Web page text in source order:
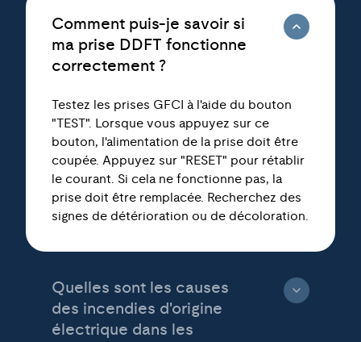
Comment puis-je savoir si
ma prise DDFT fonctionne
correctement ?
Testez les prises GFCI à l'aide du bouton
"TEST". Lorsque vous appuyez sur ce
bouton, l'alimentation de la prise doit être
coupée. Appuyez sur "RESET" pour rétablir
le courant. Si cela ne fonctionne pas, la
prise doit être remplacée. Recherchez des
signes de détérioration ou de décoloration.
Quelles sont les causes
des incendies d'origine
électrique dans les